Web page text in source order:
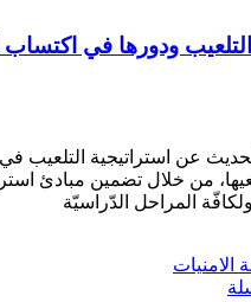
التلعيب ودورها في اكتساب
عن استراتيجية التلعيب
من خلال تضمين مبادئ
المراحل الدّراسيّة
الامنيات